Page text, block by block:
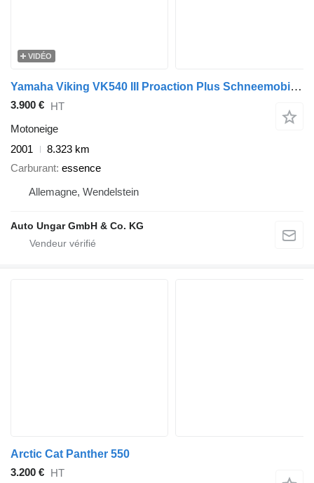
VIDÉO
Yamaha Viking VK540 III Proaction Plus Schneemobil Snowmobile Skidoo
3.900 € HT
Motoneige
2001
8.323 km
Carburant essence
Allemagne, Wendelstein
Auto Ungar GmbH & Co. KG
Arctic Cat Panther 550
3.200 € HT